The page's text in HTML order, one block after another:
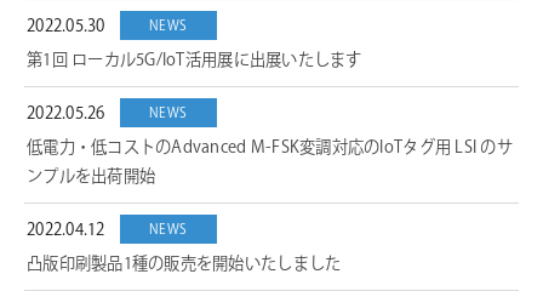
2022.05.30 NEWS
第1回 ローカル5G/IoT活用展に出展いたします
2022.05.26 NEWS
低電力・低コストのAdvanced M-FSK変調対応のIoTタグ用 LSI のサ
ンプルを出荷開始
2022.04.12 NEWS
凸版印刷製品1種の販売を開始いたしました​